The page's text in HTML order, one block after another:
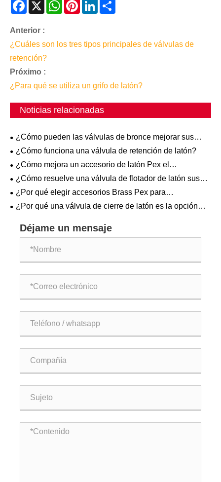
Facebook
X WhatsAppPinterestLinkedIn
Anterior :
¿Cuáles son los tres tipos principales de válvulas de
retención?
Próximo :
¿Para qué se utiliza un grifo de latón?
Noticias relacionadas
¿Cómo pueden las válvulas de bronce mejorar sus
sistemas industriales?
¿Cómo funciona una válvula de retención de latón?
¿Cómo mejora un accesorio de latón Pex el
rendimiento del sistema de plomería?
¿Cómo resuelve una válvula de flotador de latón sus
desafíos de control de líquidos?
¿Por qué elegir accesorios Brass Pex para
aplicaciones de plomería?
¿Por qué una válvula de cierre de latón es la opción
Déjame un mensaje